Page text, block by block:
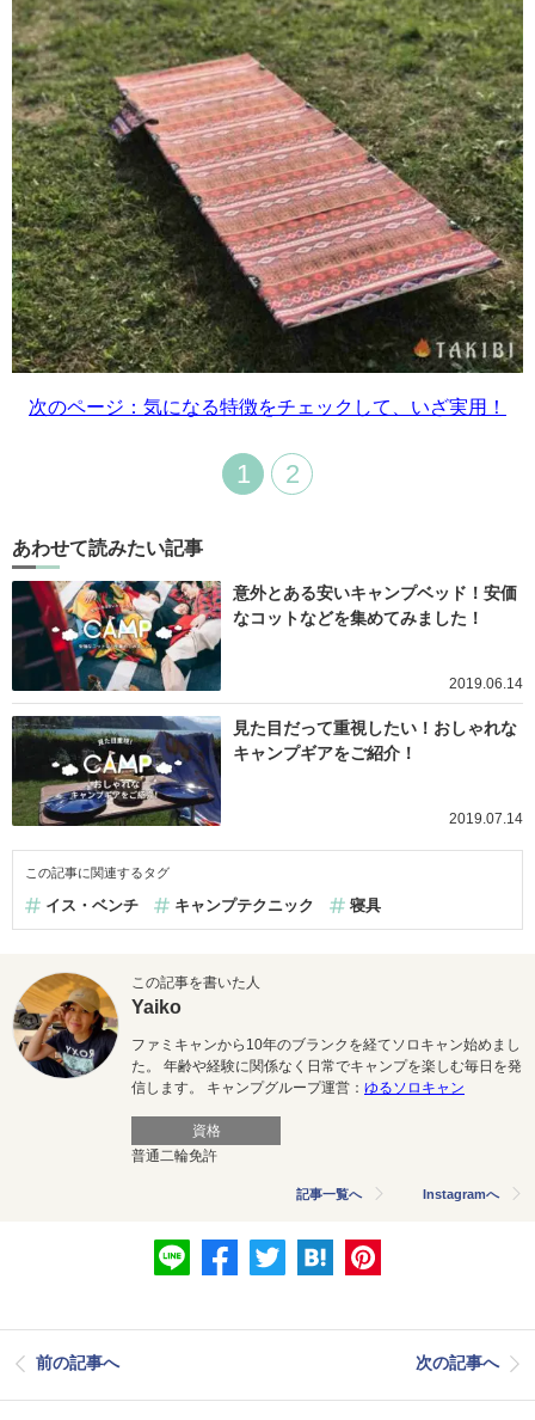
次のページ：気になる特徴をチェックして、いざ実用！
1 2
あわせて読みたい記事
意外とある安いキャンプベッド！安価
なコットなどを集めてみました！
2019.06.14
見た目だって重視したい！おしゃれな
キャンプギアをご紹介！
2019.07.14
この記事に関連するタグ
イス・ベンチ キャンプテクニック 寝具
この記事を書いた人
Yaiko
ファミキャンから10年のブランクを経てソロキャン始めまし
た。 年齢や経験に関係なく日常でキャンプを楽しむ毎日を発
信します。 キャンプグループ運営： ゆるソロキャン
資格
普通二輪免許
記事一覧へ Instagramへ
前の記事へ 次の記事へ